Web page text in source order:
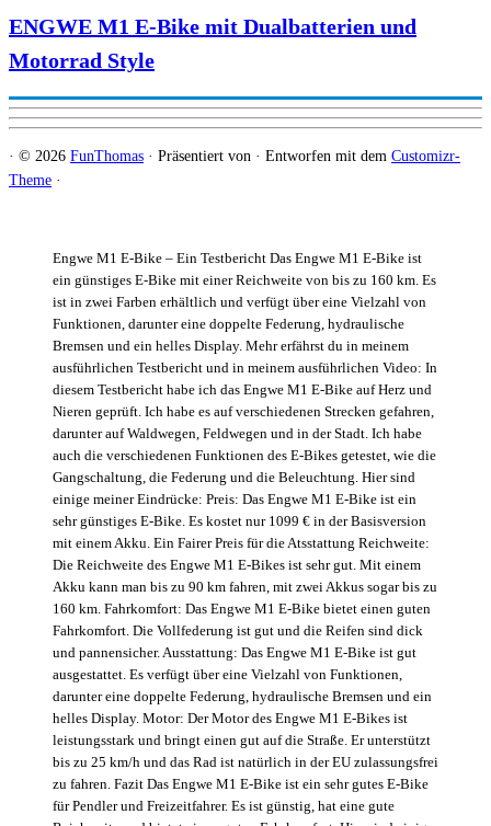
Engwe M1 E-Bike – Ein Testbericht Das Engwe M1 E-Bike ist
ein günstiges E-Bike mit einer Reichweite von bis zu 160 km. Es
ist in zwei Farben erhältlich und verfügt über eine Vielzahl von
Funktionen, darunter eine doppelte Federung, hydraulische
Bremsen und ein helles Display. Mehr erfährst du in meinem
ausführlichen Testbericht und in meinem ausführlichen Video: In
diesem Testbericht habe ich das Engwe M1 E-Bike auf Herz und
Nieren geprüft. Ich habe es auf verschiedenen Strecken gefahren,
darunter auf Waldwegen, Feldwegen und in der Stadt. Ich habe
auch die verschiedenen Funktionen des E-Bikes getestet, wie die
Gangschaltung, die Federung und die Beleuchtung. Hier sind
einige meiner Eindrücke: Preis: Das Engwe M1 E-Bike ist ein
sehr günstiges E-Bike. Es kostet nur 1099 € in der Basisversion
mit einem Akku. Ein Fairer Preis für die Atsstattung Reichweite:
Die Reichweite des Engwe M1 E-Bikes ist sehr gut. Mit einem
Akku kann man bis zu 90 km fahren, mit zwei Akkus sogar bis zu
160 km. Fahrkomfort: Das Engwe M1 E-Bike bietet einen guten
Fahrkomfort. Die Vollfederung ist gut und die Reifen sind dick
und pannensicher. Ausstattung: Das Engwe M1 E-Bike ist gut
ausgestattet. Es verfügt über eine Vielzahl von Funktionen,
darunter eine doppelte Federung, hydraulische Bremsen und ein
helles Display. Motor: Der Motor des Engwe M1 E-Bikes ist
leistungsstark und bringt einen gut auf die Straße. Er unterstützt
bis zu 25 km/h und das Rad ist natürlich in der EU zulassungsfrei
zu fahren. Fazit Das Engwe M1 E-Bike ist ein sehr gutes E-Bike
für Pendler und Freizeitfahrer. Es ist günstig, hat eine gute
ENGWE M1 E-Bike mit Dualbatterien und
Motorrad Style
· © 2026 FunThomas · Präsentiert von · Entworfen mit dem Customizr-
Theme ·